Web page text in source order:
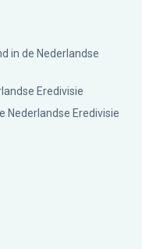
in de Nederlandse
Eredivisie
Nederlandse Eredivisie